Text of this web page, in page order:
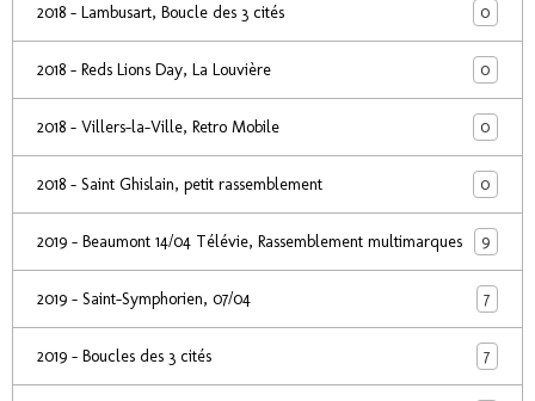
2018 - Lambusart, Boucle des 3 cités 0
2018 - Reds Lions Day, La Louvière 0
2018 - Villers-la-Ville, Retro Mobile 0
2018 - Saint Ghislain, petit rassemblement 0
2019 - Beaumont 14/04 Télévie, Rassemblement multimarques 9
2019 - Saint-Symphorien, 07/04 7
2019 - Boucles des 3 cités 7